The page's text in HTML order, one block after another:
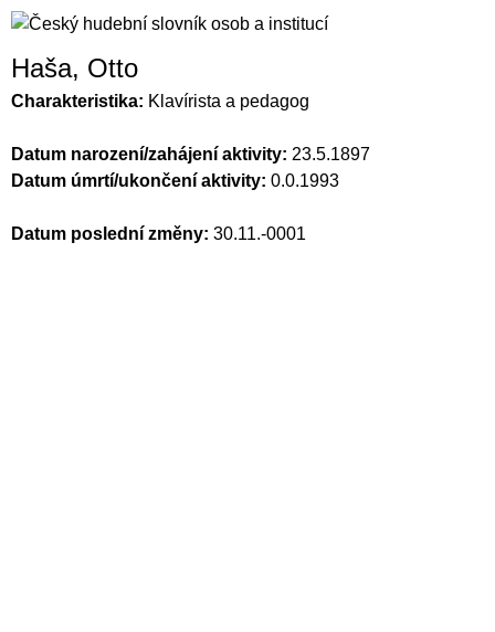
Haša, Otto
Charakteristika: Klavírista a pedagog
Datum narození/zahájení aktivity: 23.5.1897
Datum úmrtí/ukončení aktivity: 0.0.1993
Datum poslední změny: 30.11.-0001